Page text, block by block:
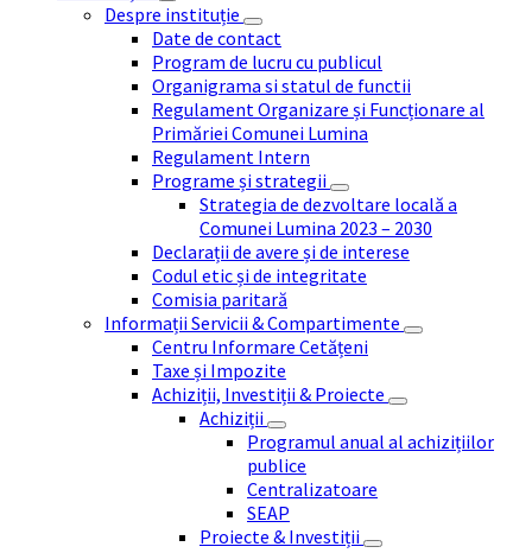
Despre instituție
Date de contact
Program de lucru cu publicul
Organigrama si statul de functii
Regulament Organizare și Funcționare al
Primăriei Comunei Lumina
Regulament Intern
Programe și strategii
Strategia de dezvoltare locală a
Comunei Lumina 2023 – 2030
Declarații de avere și de interese
Codul etic și de integritate
Comisia paritară
Informații Servicii & Compartimente
Centru Informare Cetățeni
Taxe și Impozite
Achiziții, Investiții & Proiecte
Achiziții
Programul anual al achizițiilor
publice
Centralizatoare
SEAP
Proiecte & Investiții